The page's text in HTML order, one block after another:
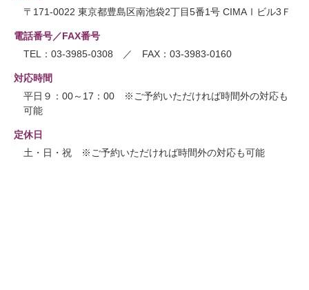
〒171-0022 東京都豊島区南池袋2丁目5番1号 CIMAⅠビル3Ｆ
電話番号／FAX番号
TEL：03-3985-0308 ／ FAX：03-3983-0160
対応時間
平日９：00～17：00 ※ご予約いただければ時間外の対応も
可能
定休日
土・日・祝 ※ご予約いただければ時間外の対応も可能